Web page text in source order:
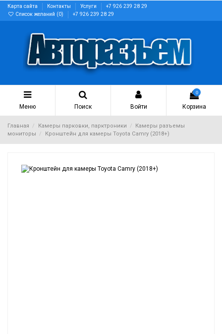
Карта сайта Контакты Услуги
+7 926 239 28 29
Список желаний (0) +7 926 239 28 29
Меню Поиск Войти
0
Корзина
Главная Камеры парковки, парктроники
Камеры разъемы
мониторы
Кронштейн для камеры Toyota Camry (2018+)